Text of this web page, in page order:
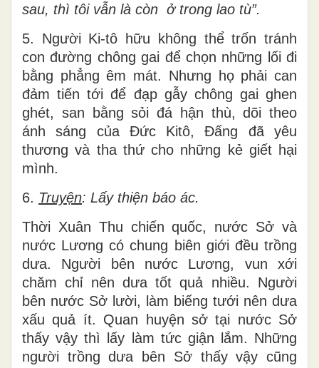
sau, thì tôi vẫn là còn ở trong lao tù”.
5. Người Ki-tô hữu không thể trốn tránh
con đường chông gai để chọn những lối đi
bằng phẳng êm mát. Nhưng họ phải can
đảm tiến tới để đạp gẫy chông gai ghen
ghét, san bằng sỏi đá hận thù, dõi theo
ánh sáng của Đức Kitô, Đấng đã yêu
thương và tha thứ cho những kẻ giết hại
mình.
6. Truyện: Lấy thiện báo ác.
Thời Xuân Thu chiến quốc, nước Sở và
nước Lương có chung biên giới đều trồng
dưa. Người bên nước Lương, vun xới
chăm chỉ nên dưa tốt quả nhiều. Người
bên nước Sở lười, làm biếng tưới nên dưa
xấu quả ít. Quan huyện sở tại nước Sở
thấy vậy thì lấy làm tức giận lắm. Những
người trồng dưa bên Sở thấy vậy cũng